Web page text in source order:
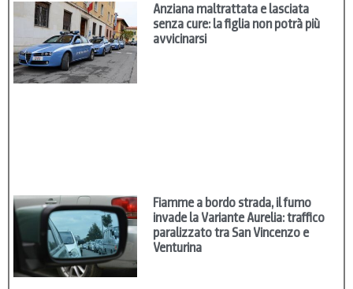
Anziana maltrattata e lasciata
senza cure: la figlia non potrà più
avvicinarsi
Fiamme a bordo strada, il fumo
invade la Variante Aurelia: traffico
paralizzato tra San Vincenzo e
Venturina